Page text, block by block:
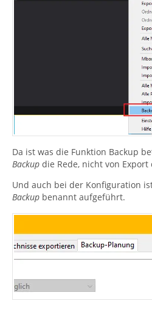
Da ist was die Funktion Backup
Backup die Rede, nicht von Export
Und auch bei der Konfiguration
Backup benannt aufgeführt.